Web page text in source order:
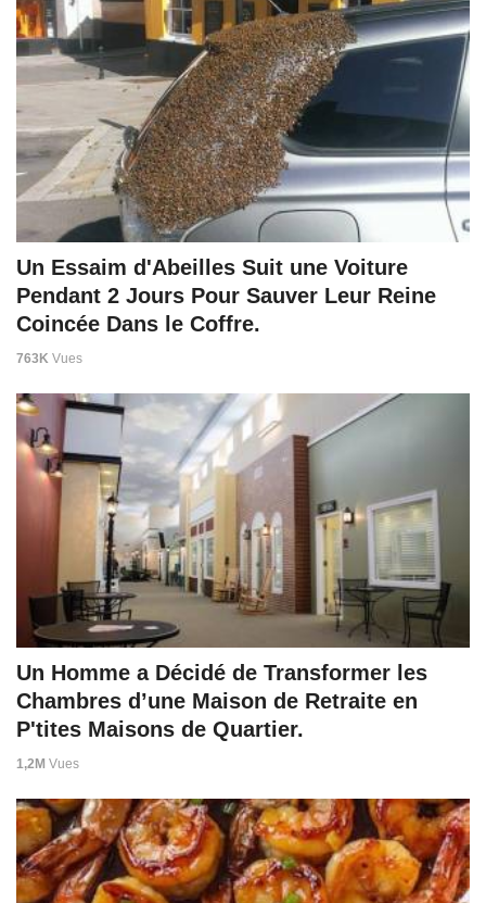
Un Essaim d'Abeilles Suit une Voiture
Pendant 2 Jours Pour Sauver Leur Reine
Coincée Dans le Coffre.
763K Vues
Un Homme a Décidé de Transformer les
Chambres d’une Maison de Retraite en
P'tites Maisons de Quartier.
1,2M Vues